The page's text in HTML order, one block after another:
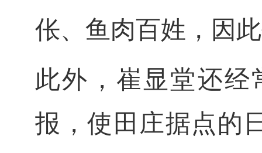
伥、鱼肉百姓，因
此外，崔显堂还
报，使田庄据点的